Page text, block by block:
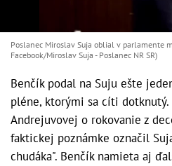
Poslanec Miroslav Suja oblial v parlamente
Facebook/Miroslav Suja - Poslanec NR SR)
Benčík podal na Suju ešte
pléne, ktorými sa cíti
Andrejuvovej o rokovanie z
faktickej poznámke označil
chudáka". Benčík namieta aj